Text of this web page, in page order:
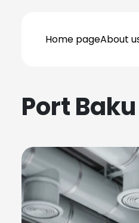
Home pageAbout
Port Baku